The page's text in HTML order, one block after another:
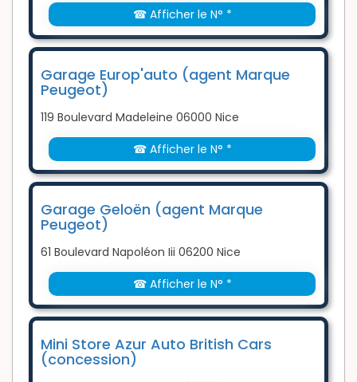
☎ Afficher le N° *
Garage Europ'auto (agent Marque
Peugeot)
119 Boulevard Madeleine 06000 Nice
☎ Afficher le N° *
Garage Geloën (agent Marque
Peugeot)
61 Boulevard Napoléon Iii 06200 Nice
☎ Afficher le N° *
Mini Store Azur Auto British Cars
(concession)